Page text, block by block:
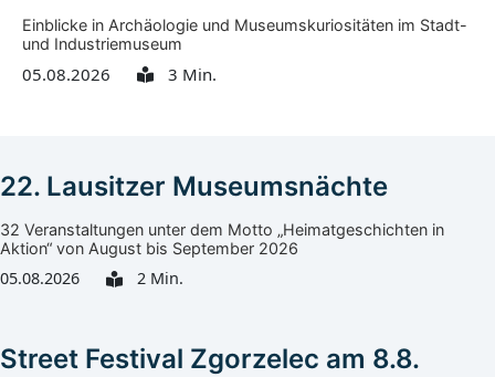
Einblicke in Archäologie und Museumskuriositäten im Stadt-
und Industriemuseum
05.08.2026 3 Min.
22. Lausitzer Museumsnächte
32 Veranstaltungen unter dem Motto „Heimatgeschichten in
Aktion“ von August bis September 2026
05.08.2026 2 Min.
Street Festival Zgorzelec am 8.8.